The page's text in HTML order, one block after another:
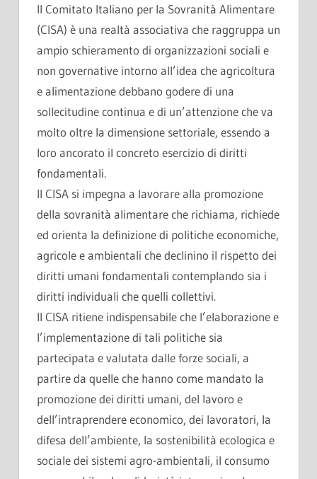
Il Comitato Italiano per la Sovranità Alimentare
(CISA) è una realtà associativa che raggruppa un
ampio schieramento di organizzazioni sociali e
non governative intorno all’idea che agricoltura
e alimentazione debbano godere di una
sollecitudine continua e di un’attenzione che va
molto oltre la dimensione settoriale, essendo a
loro ancorato il concreto esercizio di diritti
fondamentali.
Il CISA si impegna a lavorare alla promozione
della sovranità alimentare che richiama, richiede
ed orienta la definizione di politiche economiche,
agricole e ambientali che declinino il rispetto dei
diritti umani fondamentali contemplando sia i
diritti individuali che quelli collettivi.
Il CISA ritiene indispensabile che l’elaborazione e
l’implementazione di tali politiche sia
partecipata e valutata dalle forze sociali, a
partire da quelle che hanno come mandato la
promozione dei diritti umani, del lavoro e
dell’intraprendere economico, dei lavoratori, la
difesa dell’ambiente, la sostenibilità ecologica e
sociale dei sistemi agro-ambientali, il consumo